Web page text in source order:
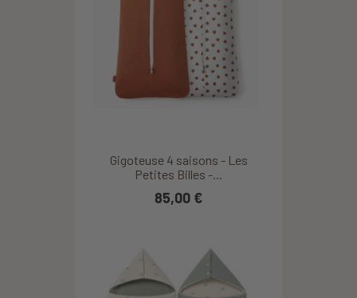
Gigoteuse 4 saisons - Les
Petites Billes -...
85,00 €